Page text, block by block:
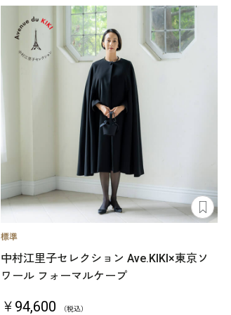
中村江里子セレクション Ave.KIKI×東京ソ
ワール フォーマルケープ
￥94,600 （税込）